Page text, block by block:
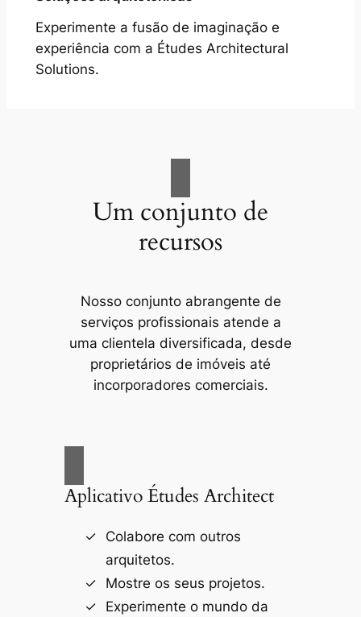
Experimente a fusão de imaginação e
experiência com a Études Architectural
Solutions.
Um conjunto de
recursos
Nosso conjunto abrangente de
serviços profissionais atende a
uma clientela diversificada, desde
proprietários de imóveis até
incorporadores comerciais.
Aplicativo Études Architect
Colabore com outros
arquitetos.
Mostre os seus projetos.
Experimente o mundo da